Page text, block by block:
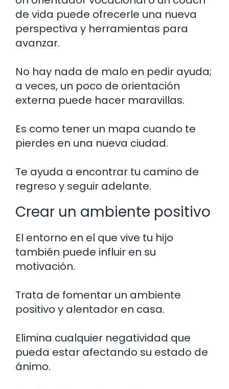
de vida puede ofrecerle una nueva
perspectiva y herramientas para
avanzar.
No hay nada de malo en pedir ayuda;
a veces, un poco de orientación
externa puede hacer maravillas.
Es como tener un mapa cuando te
pierdes en una nueva ciudad.
Te ayuda a encontrar tu camino de
regreso y seguir adelante.
Crear un ambiente positivo
El entorno en el que vive tu hijo
también puede influir en su
motivación.
Trata de fomentar un ambiente
positivo y alentador en casa.
Elimina cualquier negatividad que
pueda estar afectando su estado de
ánimo.